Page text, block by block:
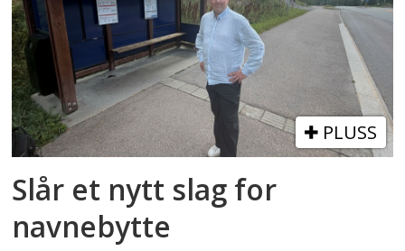
PLUSS
Slår et nytt slag for
navnebytte